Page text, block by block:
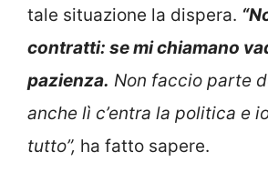
tale situazione la dispera.
contratti: se mi chiamano
pazienza. Non faccio parte
anche lì c’entra la politica e
tutto”, ha fatto sapere.